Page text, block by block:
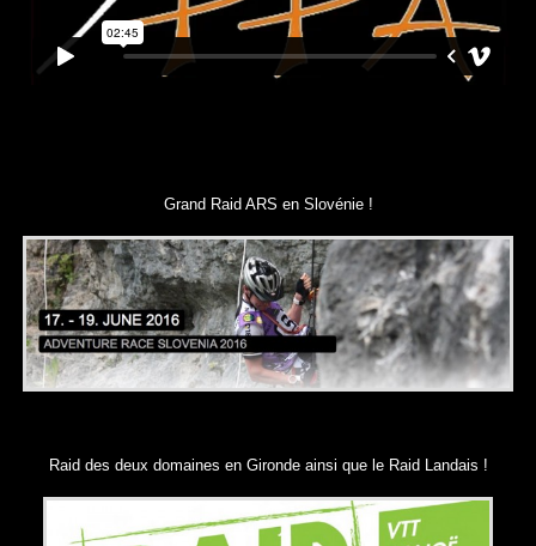
Grand Raid ARS en Slovénie !
Raid des deux domaines en Gironde ainsi que le Raid Landais !